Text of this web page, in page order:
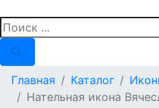
Главная Каталог
Нательная икона